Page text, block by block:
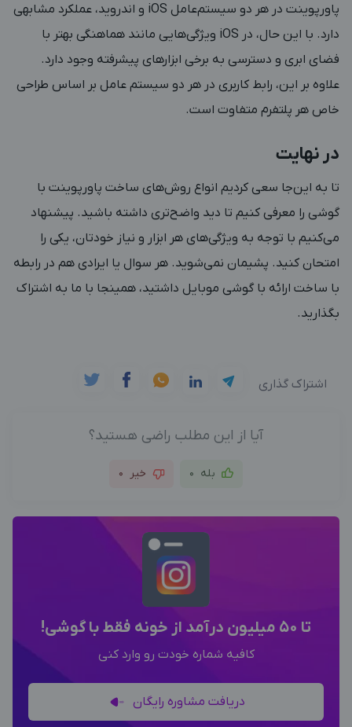
پاورپوینت در هر دو سیستم‌عامل iOS و اندروید، عملکرد مشابهی
دارد. با این حال، در iOS ویژگی‌هایی مانند هماهنگی بهتر با
فضای ابری و دسترسی به برخی ابزارهای پیشرفته وجود دارد.
علاوه بر این، رابط کاربری در هر دو سیستم‌ عامل بر اساس طراحی
خاص هر پلتفرم متفاوت است.
در نهایت
تا به این‌جا سعی کردیم انواع روش‌های ساخت پاورپوینت با
گوشی را معرفی کنیم تا دید واضح‌تری داشته باشید. پیشنهاد
می‌کنیم با توجه به ویژگی‌های هر ابزار و نیاز خودتان، یکی را
امتحان کنید. پشیمان نمی‌شوید. هر سوال یا ایرادی هم در رابطه
با ساخت ارائه با گوشی موبایل داشتید، همینجا با ما به اشتراک
بگذارید.
اشتراک گذاری
آیا از این مطلب راضی هستید؟
بله 0 خیر 0
تا 50 میلیون درآمد از خونه فقط با گوشی!
کافیه شماره خودت رو وارد کنی
دریافت مشاوره رایگان